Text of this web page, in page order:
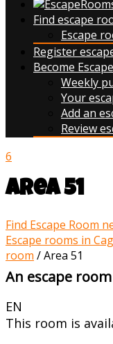
Find escape
Escape
Register
Become
Weekly
Your
Add an
Review
6
Area 51
Find Escape Room
Escape rooms in
room /Area 51
An escape
EN
This room is